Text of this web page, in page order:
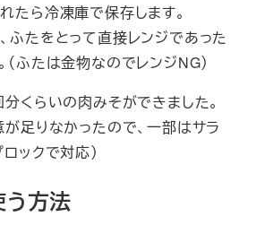
たら冷凍庫で保存します。
ふたをとって直接レンジであった
（ふたは金物なのでレンジNG）
くらいの肉みそができました。
が足りなかったので、一部はサラ
ックで対応）
方法